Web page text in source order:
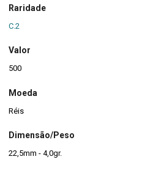
Raridade
C.2
Valor
500
Moeda
Réis
Dimensão/Peso
22,5mm - 4,0gr.